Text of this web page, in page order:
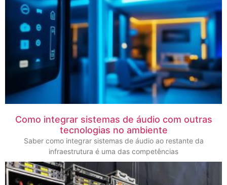
Como integrar sistemas de áudio com outras
tecnologias no ambiente
Saber como integrar sistemas de áudio ao restante da
infraestrutura é uma das competências